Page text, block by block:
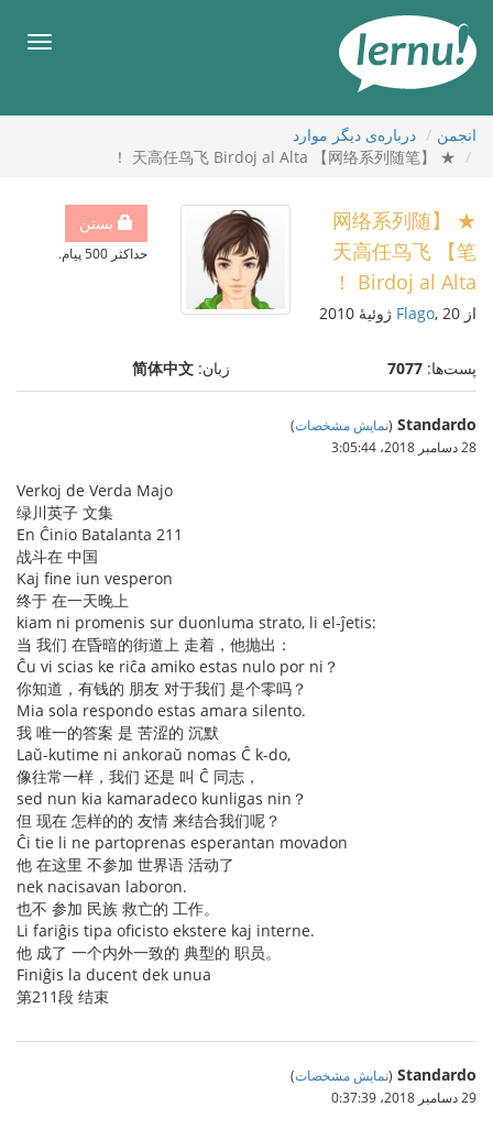
محتوا
انجمن
درباره‌ی دیگر موارد
★ 【网络系列随笔】 天高任鸟飞 Birdoj al Alta ！
بستن
حداکثر 500 پیام.
★ 【网络系列随
笔】 天高任鸟飞
Birdoj al Alta ！
از Flago, 20 ژوئیهٔ 2010
پست‌ها: 7077 زبان: 简体中文
Standardo
(نمایش مشخصات)
28 دسامبر 2018،‏ 3:05:44
Verkoj de Verda Majo
绿川英子 文集
En Ĉinio Batalanta 211
战斗在 中国
Kaj fine iun vesperon
终于 在一天晚上
kiam ni promenis sur duonluma strato, li el-ĵetis:
当 我们 在昏暗的街道上 走着，他抛出：
Ĉu vi scias ke riĉa amiko estas nulo por ni？
你知道，有钱的 朋友 对于我们 是个零吗？
Mia sola respondo estas amara silento.
我 唯一的答案 是 苦涩的 沉默
Laŭ-kutime ni ankoraŭ nomas Ĉ k-do,
像往常一样，我们 还是 叫 Ĉ 同志，
sed nun kia kamaradeco kunligas nin？
但 现在 怎样的的 友情 来结合我们呢？
Ĉi tie li ne partoprenas esperantan movadon
他 在这里 不参加 世界语 活动了
nek nacisavan laboron.
也不 参加 民族 救亡的 工作。
Li fariĝis tipa oficisto ekstere kaj interne.
他 成了 一个内外一致的 典型的 职员。
Finiĝis la ducent dek unua
第211段 结束
Standardo
(نمایش مشخصات)
29 دسامبر 2018،‏ 0:37:39